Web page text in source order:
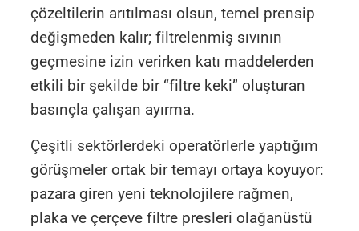
çözeltilerin arıtılması olsun, temel prensip
değişmeden kalır; filtrelenmiş sıvının
geçmesine izin verirken katı maddelerden
etkili bir şekilde bir “filtre keki” oluşturan
basınçla çalışan ayırma.
Çeşitli sektörlerdeki operatörlerle yaptığım
görüşmeler ortak bir temayı ortaya koyuyor:
pazara giren yeni teknolojilere rağmen,
plaka ve çerçeve filtre presleri olağanüstü